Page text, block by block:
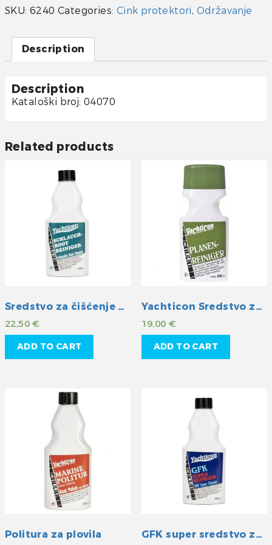
70
quantity
SKU: 6240 Categories: Cink protektori, Održavanje
Description
Description
Kataloški broj: 04070
Related products
Sredstvo za čišćenje gumenih čamaca
22,50€
ADD TO CART
Yachticon Sredstvo za čišćenje cerada
19,00€
ADD TO CART
Politura za plovila GFK super sredstvo za čišćenje